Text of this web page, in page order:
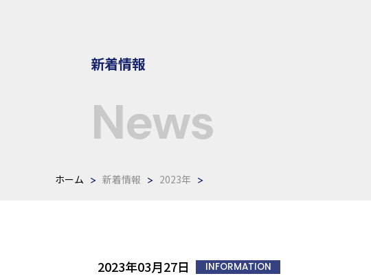
新着情報
News
ホーム 新着情報 2023年
2023年03月27日 INFORMATION